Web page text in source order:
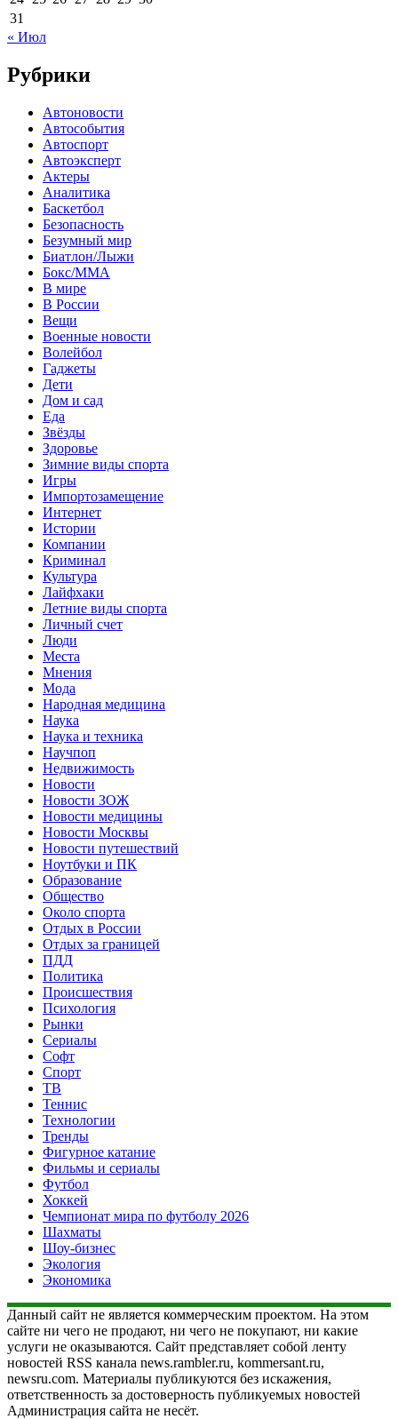
31
« Июл
Рубрики
Автоновости
Автособытия
Автоспорт
Автоэксперт
Актеры
Аналитика
Баскетбол
Безопасность
Безумный мир
Биатлон/Лыжи
Бокс/MMA
В мире
В России
Вещи
Военные новости
Волейбол
Гаджеты
Дети
Дом и сад
Еда
Звёзды
Здоровье
Зимние виды спорта
Игры
Импортозамещение
Интернет
Истории
Компании
Криминал
Культура
Лайфхаки
Летние виды спорта
Личный счет
Люди
Места
Мнения
Мода
Народная медицина
Наука
Наука и техника
Научпоп
Недвижимость
Новости
Новости ЗОЖ
Новости медицины
Новости Москвы
Новости путешествий
Ноутбуки и ПК
Образование
Общество
Около спорта
Отдых в России
Отдых за границей
ПДД
Политика
Происшествия
Психология
Рынки
Сериалы
Софт
Спорт
ТВ
Теннис
Технологии
Тренды
Фигурное катание
Фильмы и сериалы
Футбол
Хоккей
Чемпионат мира по футболу 2026
Шахматы
Шоу-бизнес
Экология
Экономика
Данный сайт не является коммерческим проектом. На этом
сайте ни чего не продают, ни чего не покупают, ни какие
услуги не оказываются. Сайт представляет собой ленту
новостей RSS канала news.rambler.ru, kommersant.ru,
newsru.com. Материалы публикуются без искажения,
ответственность за достоверность публикуемых новостей
Администрация сайта не несёт.